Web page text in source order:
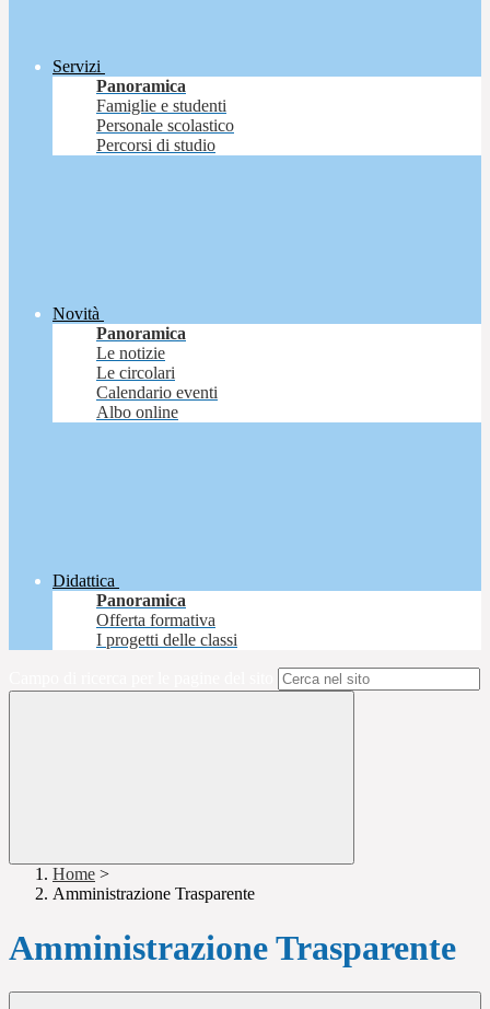
Servizi
Panoramica
Famiglie e studenti
Personale scolastico
Percorsi di studio
Novità
Panoramica
Le notizie
Le circolari
Calendario eventi
Albo online
Didattica
Panoramica
Offerta formativa
I progetti delle classi
Home >
Amministrazione Trasparente
Amministrazione Trasparente